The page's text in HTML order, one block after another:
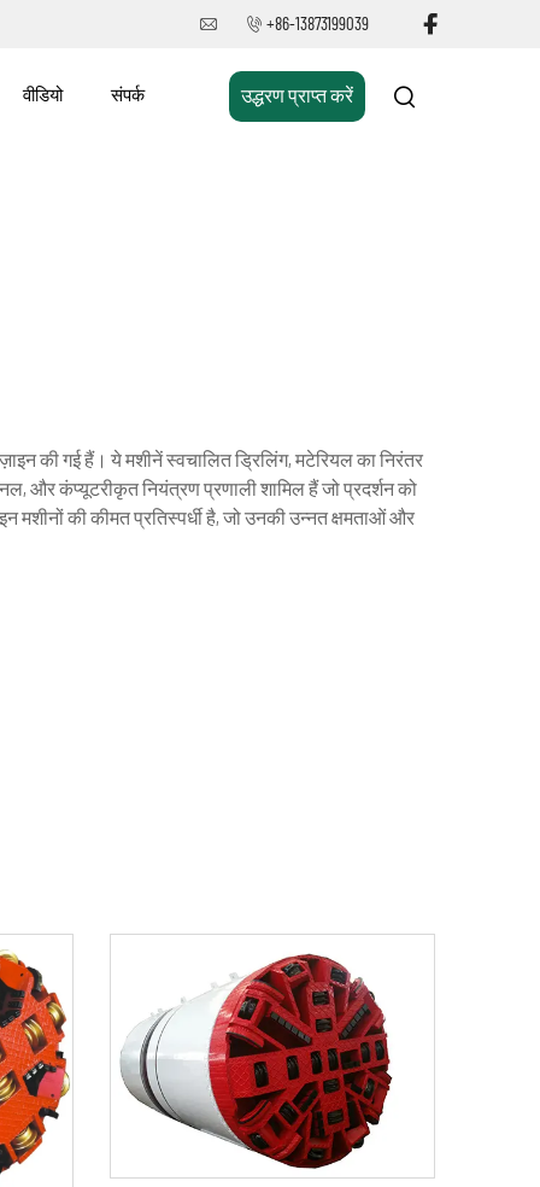
+86-13873199039
वीडियो संपर्क उद्धरण प्राप्त करें
की गई हैं। ये मशीनें स्वचालित ड्रिलिंग, मटेरियल का निरंतर
और कंप्यूटरीकृत नियंत्रण प्रणाली शामिल हैं जो प्रदर्शन को
की कीमत प्रतिस्पर्धी है, जो उनकी उन्नत क्षमताओं और